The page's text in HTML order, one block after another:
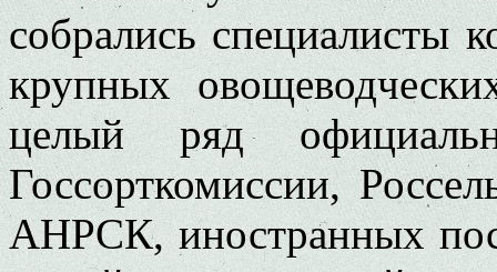
собрались специалисты
крупных
целый ряд
Госсорткомиссии,
АНРСК, иностранных